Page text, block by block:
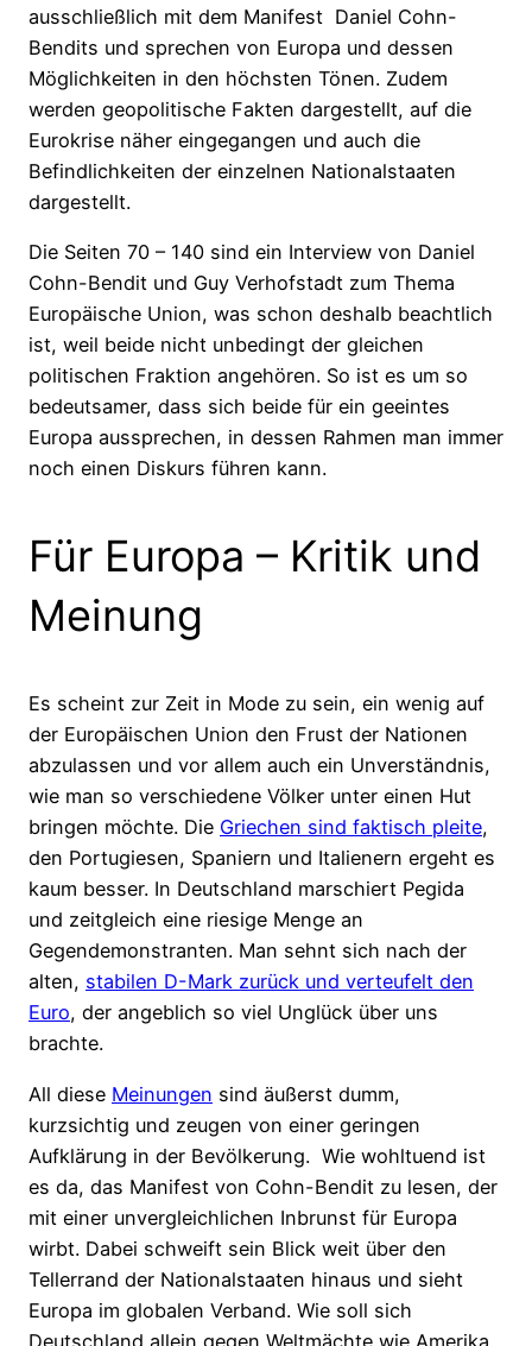
ausschließlich mit dem Manifest Daniel Cohn-
Bendits und sprechen von Europa und dessen
Möglichkeiten in den höchsten Tönen. Zudem
werden geopolitische Fakten dargestellt, auf die
Eurokrise näher eingegangen und auch die
Befindlichkeiten der einzelnen Nationalstaaten
dargestellt.
Die Seiten 70 – 140 sind ein Interview von Daniel
Cohn-Bendit und Guy Verhofstadt zum Thema
Europäische Union, was schon deshalb beachtlich
ist, weil beide nicht unbedingt der gleichen
politischen Fraktion angehören. So ist es um so
bedeutsamer, dass sich beide für ein geeintes
Europa aussprechen, in dessen Rahmen man immer
noch einen Diskurs führen kann.
Für Europa – Kritik und
Meinung
Es scheint zur Zeit in Mode zu sein, ein wenig auf
der Europäischen Union den Frust der Nationen
abzulassen und vor allem auch ein Unverständnis,
wie man so verschiedene Völker unter einen Hut
bringen möchte. Die Griechen sind faktisch pleite,
den Portugiesen, Spaniern und Italienern ergeht es
kaum besser. In Deutschland marschiert Pegida
und zeitgleich eine riesige Menge an
Gegendemonstranten. Man sehnt sich nach der
alten, stabilen D-Mark zurück und verteufelt den
Euro, der angeblich so viel Unglück über uns
brachte.
All diese Meinungen sind äußerst dumm,
kurzsichtig und zeugen von einer geringen
Aufklärung in der Bevölkerung. Wie wohltuend ist
es da, das Manifest von Cohn-Bendit zu lesen, der
mit einer unvergleichlichen Inbrunst für Europa
wirbt. Dabei schweift sein Blick weit über den
Tellerrand der Nationalstaaten hinaus und sieht
Europa im globalen Verband. Wie soll sich
Deutschland allein gegen Weltmächte wie Amerika,